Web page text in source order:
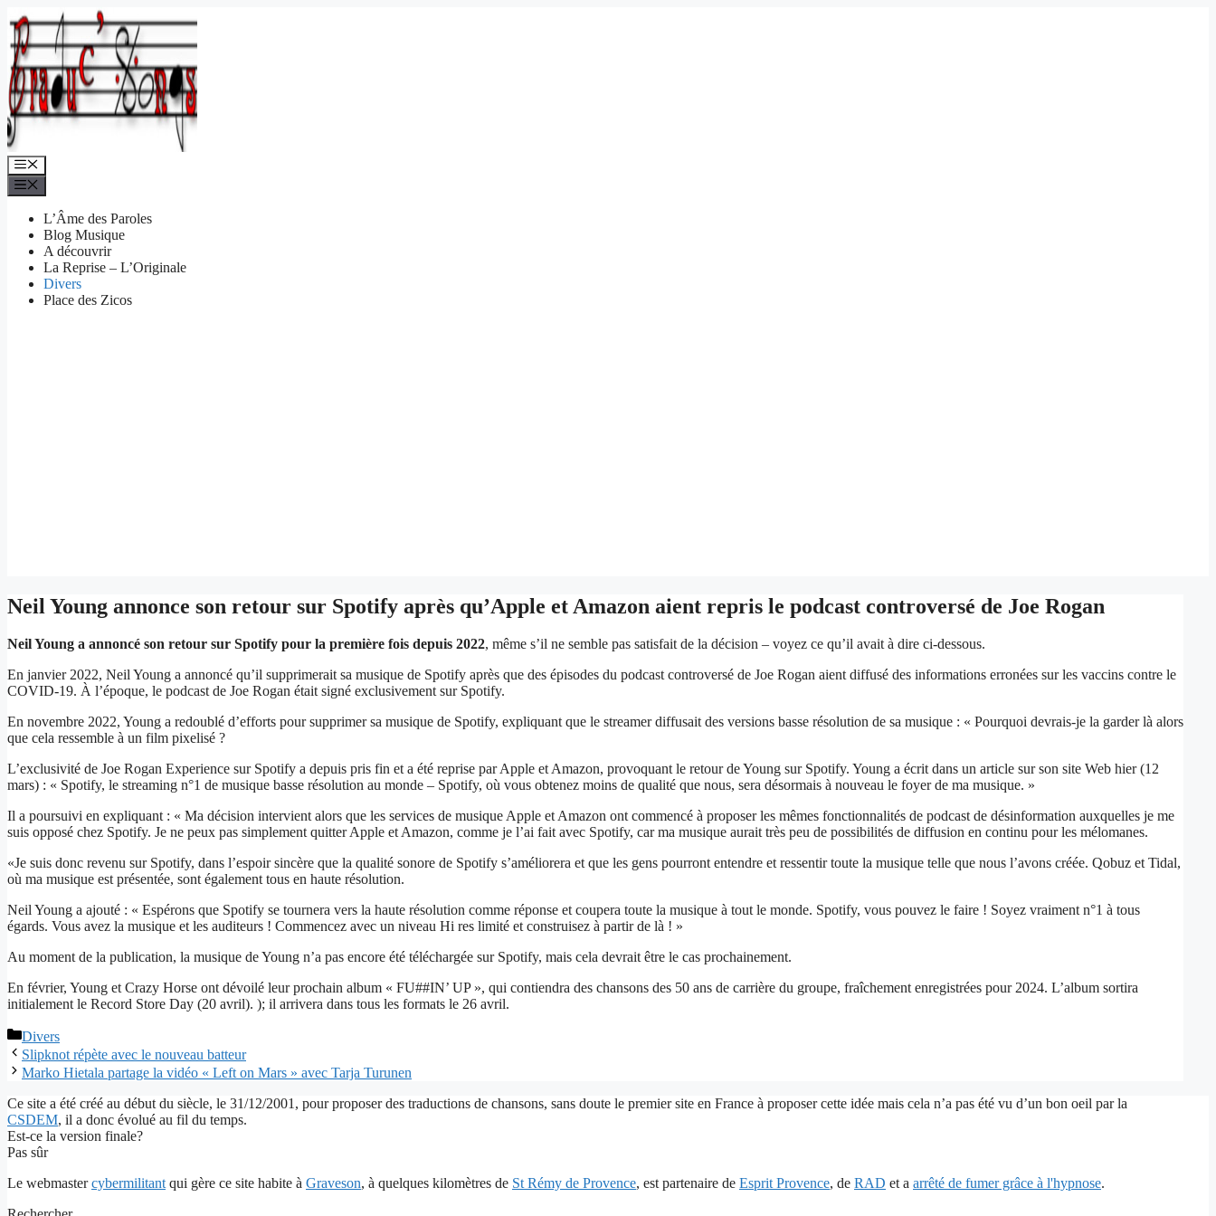
Aller
au
contenu
Menu
L’Âme des Paroles
Blog Musique
A découvrir
La Reprise – L’Originale
Divers
Place des Zicos
Neil Young annonce son retour sur Spotify après qu’Apple et Amazon aient repris le podcast controversé de Joe Rogan
Neil Young a annoncé son retour sur Spotify pour la première fois depuis 2022, même s’il ne semble pas satisfait de la décision – voyez ce qu’il avait à dire ci-dessous.
En janvier 2022, Neil Young a annoncé qu’il supprimerait sa musique de Spotify après que des épisodes du podcast controversé de Joe Rogan aient diffusé des informations erronées sur les vaccins contre le
COVID-19. À l’époque, le podcast de Joe Rogan était signé exclusivement sur Spotify.
En novembre 2022, Young a redoublé d’efforts pour supprimer sa musique de Spotify, expliquant que le streamer diffusait des versions basse résolution de sa musique : « Pourquoi devrais-je la garder là alors
que cela ressemble à un film pixelisé ?
L’exclusivité de Joe Rogan Experience sur Spotify a depuis pris fin et a été reprise par Apple et Amazon, provoquant le retour de Young sur Spotify. Young a écrit dans un article sur son site Web hier (12
mars) : « Spotify, le streaming n°1 de musique basse résolution au monde – Spotify, où vous obtenez moins de qualité que nous, sera désormais à nouveau le foyer de ma musique. »
Il a poursuivi en expliquant : « Ma décision intervient alors que les services de musique Apple et Amazon ont commencé à proposer les mêmes fonctionnalités de podcast de désinformation auxquelles je me
suis opposé chez Spotify. Je ne peux pas simplement quitter Apple et Amazon, comme je l’ai fait avec Spotify, car ma musique aurait très peu de possibilités de diffusion en continu pour les mélomanes.
«Je suis donc revenu sur Spotify, dans l’espoir sincère que la qualité sonore de Spotify s’améliorera et que les gens pourront entendre et ressentir toute la musique telle que nous l’avons créée. Qobuz et Tidal,
où ma musique est présentée, sont également tous en haute résolution.
Neil Young a ajouté : « Espérons que Spotify se tournera vers la haute résolution comme réponse et coupera toute la musique à tout le monde. Spotify, vous pouvez le faire ! Soyez vraiment n°1 à tous
égards. Vous avez la musique et les auditeurs ! Commencez avec un niveau Hi res limité et construisez à partir de là ! »
Au moment de la publication, la musique de Young n’a pas encore été téléchargée sur Spotify, mais cela devrait être le cas prochainement.
En février, Young et Crazy Horse ont dévoilé leur prochain album « FU##IN’ UP », qui contiendra des chansons des 50 ans de carrière du groupe, fraîchement enregistrées pour 2024. L’album sortira
initialement le Record Store Day (20 avril). ); il arrivera dans tous les formats le 26 avril.
Catégories
Divers
Slipknot répète avec le nouveau batteur
Marko Hietala partage la vidéo « Left on Mars » avec Tarja Turunen
Ce site a été créé au début du siècle, le 31/12/2001, pour proposer des traductions de chansons, sans doute le premier site en France à proposer cette idée mais cela n’a pas été vu d’un bon oeil par la
CSDEM, il a donc évolué au fil du temps.
Est-ce la version finale?
Pas sûr
Le webmastercybermilitantqui gère ce site habite à Graveson, à quelques kilomètres de St Rémy de Provence, est partenaire de Esprit Provence, de RAD et a arrêté de fumer grâce à l'hypnose.